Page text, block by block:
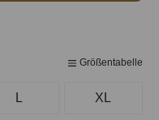
Größentabelle
L XL